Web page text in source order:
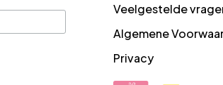
Veelgestelde
Algemene
Privacy